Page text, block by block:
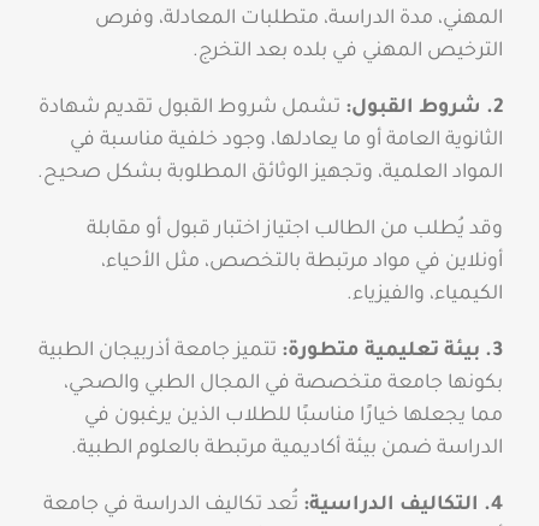
المهني، مدة الدراسة، متطلبات المعادلة، وفرص
الترخيص المهني في بلده بعد التخرج.
2. شروط القبول:
تشمل شروط القبول تقديم شهادة
الثانوية العامة أو ما يعادلها، وجود خلفية مناسبة في
المواد العلمية، وتجهيز الوثائق المطلوبة بشكل صحيح.
وقد يُطلب من الطالب اجتياز اختبار قبول أو مقابلة
أونلاين في مواد مرتبطة بالتخصص، مثل الأحياء،
الكيمياء، والفيزياء.
3. بيئة تعليمية متطورة:
تتميز جامعة أذربيجان الطبية
بكونها جامعة متخصصة في المجال الطبي والصحي،
مما يجعلها خيارًا مناسبًا للطلاب الذين يرغبون في
الدراسة ضمن بيئة أكاديمية مرتبطة بالعلوم الطبية.
4. التكاليف الدراسية: تُعد تكاليف الدراسة في جامعة